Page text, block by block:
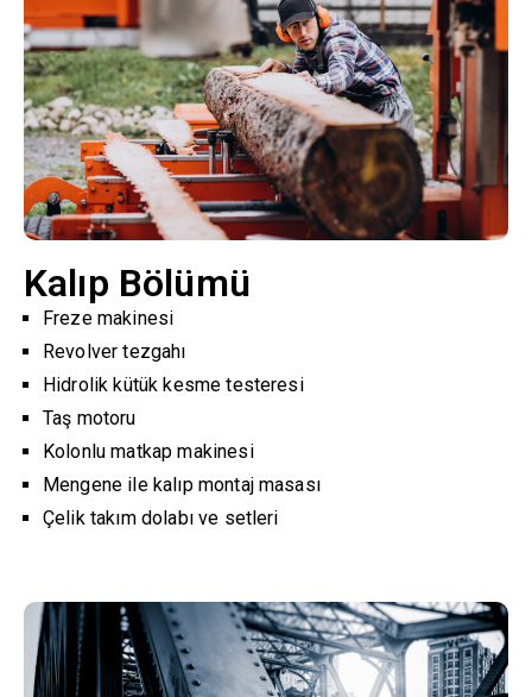
Kalıp Bölümü
Freze makinesi
Revolver tezgahı
Hidrolik kütük kesme testeresi
Taş motoru
Kolonlu matkap makinesi
Mengene ile kalıp montaj masası
Çelik takım dolabı ve setleri